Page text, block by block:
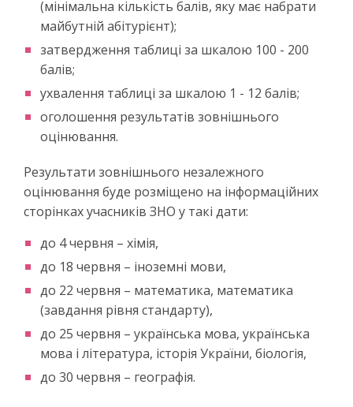
(мінімальна кількість балів, яку має набрати
майбутній абітурієнт);
затвердження таблиці за шкалою 100 - 200
балів;
ухвалення таблиці за шкалою 1 - 12 балів;
оголошення результатів зовнішнього
оцінювання.
Результати зовнішнього незалежного
оцінювання буде розміщено на інформаційних
сторінках учасників ЗНО у такі дати:
до 4 червня – хімія,
до 18 червня – іноземні мови,
до 22 червня – математика, математика
(завдання рівня стандарту),
до 25 червня – українська мова, українська
мова і література, історія України, біологія,
до 30 червня – географія.